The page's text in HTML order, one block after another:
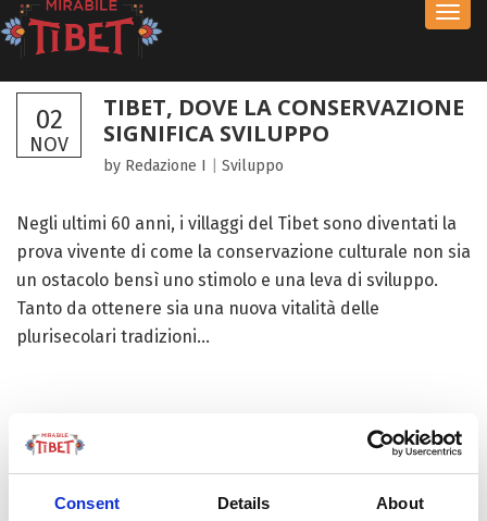
Consent Details About
02
NOV
TIBET, DOVE LA CONSERVAZIONE
SIGNIFICA SVILUPPO
by Redazione I Sviluppo
Negli ultimi 60 anni, i villaggi del Tibet sono diventati la
prova vivente di come la conservazione culturale non sia
un ostacolo bensì uno stimolo e una leva di sviluppo.
Tanto da ottenere sia una nuova vitalità delle
plurisecolari tradizioni...
FOCUS TIBET